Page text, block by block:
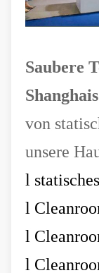
Saubere
von
unsere
l
l
l
l